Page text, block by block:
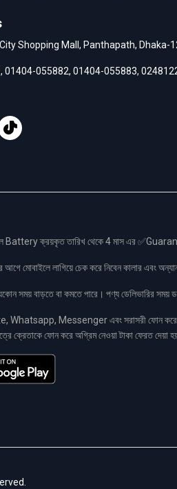
Shopping Mall, Panthapath, Dhaka-
, 01404-055882, 01404-055883,
ক্রয়কৃত তারিখ থেকে 4 মাস এর
মোবাইলে লাগিয়ে চেক করে নিবেন কালার এবং
সময় বাড়তে বা কমতে পারে। পণ্য ডেলিভারির সময়
Whatsapp, Messenger এবং সরাসরী ফোন
ক্রেতাকে ফোন করে অগ্রিম নেওয়া টাকা ফেরত